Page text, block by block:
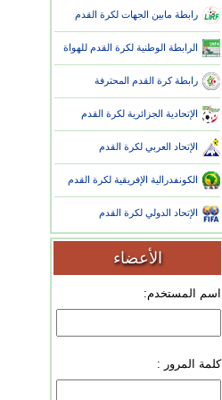
رابطة مابين الجهات لكرة القدم
الرابطة الوطنية لكرة القدم للهواة
رابطة كرة القدم المحترفة
الإتحادية الجزائرية لكرة القدم
الإتحاد العربي لكرة القدم
الكونفدرالية الإفريقية لكرة القدم
الإتحاد الدولي لكرة القدم
الأعضاء
اسم المستخدم:
كلمة المرور :